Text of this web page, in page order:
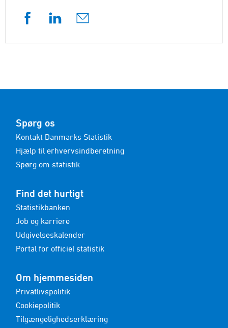
Spørg os
Kontakt Danmarks Statistik
Hjælp til erhvervsindberetning
Spørg om statistik
Find det hurtigt
Statistikbanken
Job og karriere
Udgivelseskalender
Portal for officiel statistik
Om hjemmesiden
Privatlivspolitik
Cookiepolitik
Tilgængelighedserklæring